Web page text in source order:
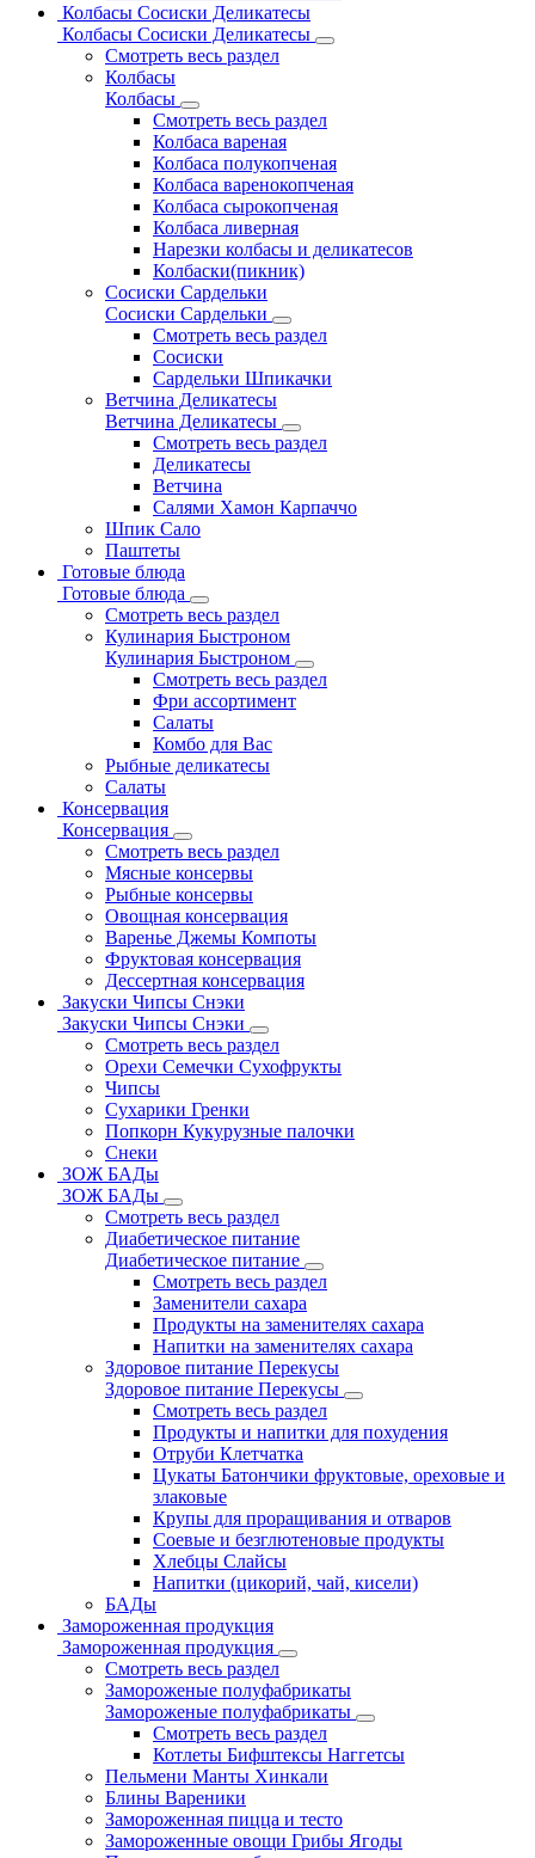
Колбасы Сосиски Деликатесы
Колбасы Сосиски Деликатесы
Смотреть весь раздел
Колбасы
Колбасы
Смотреть весь раздел
Колбаса вареная
Колбаса полукопченая
Колбаса варенокопченая
Колбаса сырокопченая
Колбаса ливерная
Нарезки колбасы и деликатесов
Колбаски(пикник)
Сосиски Сардельки
Сосиски Сардельки
Смотреть весь раздел
Сосиски
Сардельки Шпикачки
Ветчина Деликатесы
Ветчина Деликатесы
Смотреть весь раздел
Деликатесы
Ветчина
Салями Хамон Карпаччо
Шпик Сало
Паштеты
Готовые блюда
Готовые блюда
Смотреть весь раздел
Кулинария Быстроном
Кулинария Быстроном
Смотреть весь раздел
Фри ассортимент
Салаты
Комбо для Вас
Рыбные деликатесы
Салаты
Консервация
Консервация
Смотреть весь раздел
Мясные консервы
Рыбные консервы
Овощная консервация
Варенье Джемы Компоты
Фруктовая консервация
Дессертная консервация
Закуски Чипсы Снэки
Закуски Чипсы Снэки
Смотреть весь раздел
Орехи Семечки Сухофрукты
Чипсы
Сухарики Гренки
Попкорн Кукурузные палочки
Снеки
ЗОЖ БАДы
ЗОЖ БАДы
Смотреть весь раздел
Диабетическое питание
Диабетическое питание
Смотреть весь раздел
Заменители сахара
Продукты на заменителях сахара
Напитки на заменителях сахара
Здоровое питание Перекусы
Здоровое питание Перекусы
Смотреть весь раздел
Продукты и напитки для похудения
Отруби Клетчатка
Цукаты Батончики фруктовые, ореховые и
злаковые
Крупы для проращивания и отваров
Соевые и безглютеновые продукты
Хлебцы Слайсы
Напитки (цикорий, чай, кисели)
БАДы
Замороженная продукция
Замороженная продукция
Смотреть весь раздел
Замороженые полуфабрикаты
Замороженые полуфабрикаты
Смотреть весь раздел
Котлеты Бифштексы Наггетсы
Пельмени Манты Хинкали
Блины Вареники
Замороженная пицца и тесто
Замороженные овощи Грибы Ягоды